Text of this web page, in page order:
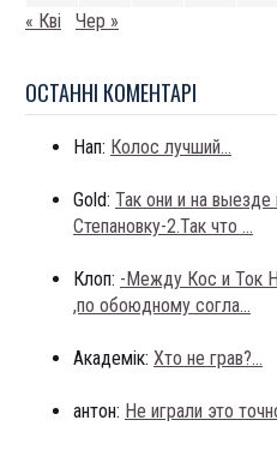
« Кві
Чер »
ОСТАННI КОМЕНТАРI
Нап: Колос лучший...
Gold: Так они и на выезде
Степановку-2.Так что ...
Клоп: -Между Кос и Ток
,по обоюдному согла...
Академік: Хто не грав?...
антон: Не играли это